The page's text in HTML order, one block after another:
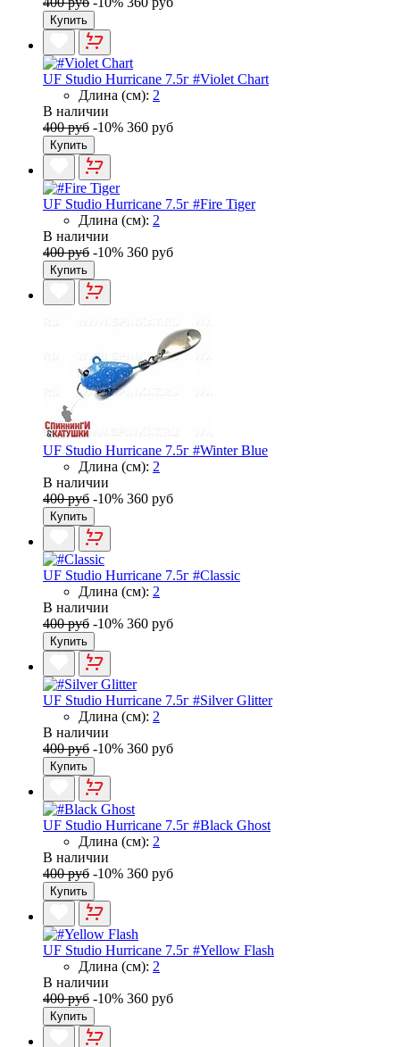
Купить
UF Studio Hurricane 7.5г #Violet Chart
Длина (см): 2
В наличии
400 руб -10% 360 руб
Купить
UF Studio Hurricane 7.5г #Fire Tiger
Длина (см): 2
В наличии
400 руб -10% 360 руб
Купить
UF Studio Hurricane 7.5г #Winter Blue
Длина (см): 2
В наличии
400 руб -10% 360 руб
Купить
UF Studio Hurricane 7.5г #Classic
Длина (см): 2
В наличии
400 руб -10% 360 руб
Купить
UF Studio Hurricane 7.5г #Silver Glitter
Длина (см): 2
В наличии
400 руб -10% 360 руб
Купить
UF Studio Hurricane 7.5г #Black Ghost
Длина (см): 2
В наличии
400 руб -10% 360 руб
Купить
UF Studio Hurricane 7.5г #Yellow Flash
Длина (см): 2
В наличии
400 руб -10% 360 руб
Купить